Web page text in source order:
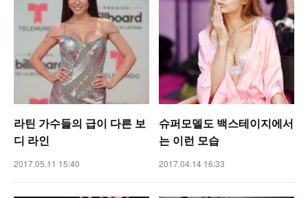
라틴 가수들의 급이 다른 보
디 라인
2017.05.11 15:40
슈퍼모델도 백스테이지에서
는 이런 모습
2017.04.14 16:33